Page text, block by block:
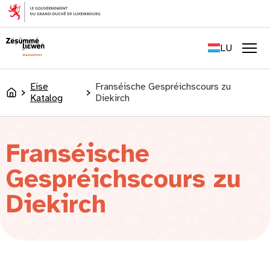
content
LU
DE
Accueil
Eise
Katalog
Franséische Gespréichscours zu
Diekirch
Franséische
Gespréichscours zu
Diekirch